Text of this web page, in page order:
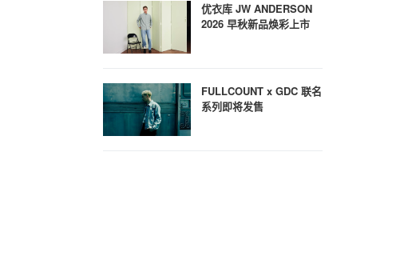
优衣库 JW ANDERSON
2026 早秋新品焕彩上市
FULLCOUNT x GDC 联名
系列即将发售